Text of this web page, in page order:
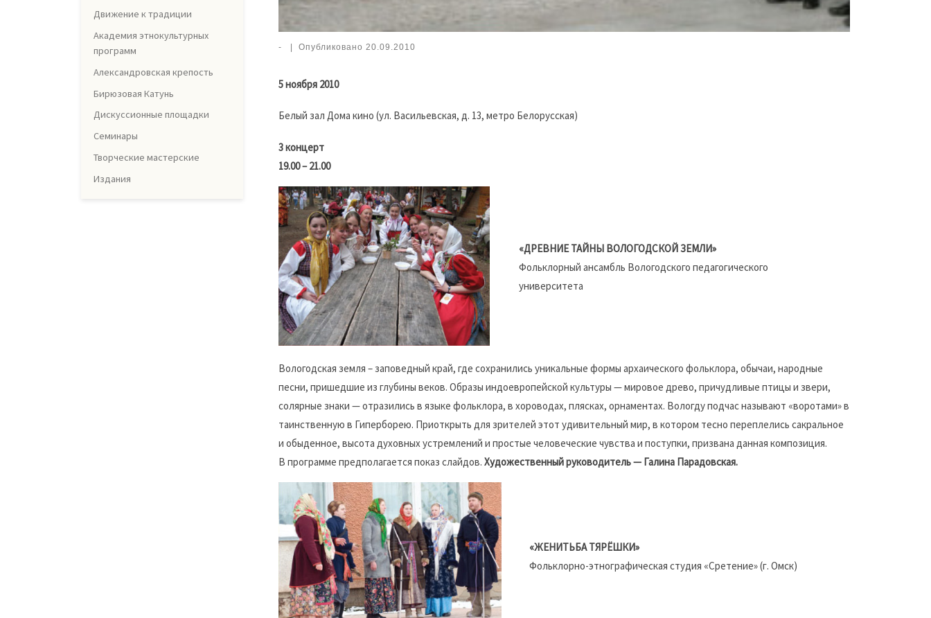
- | Опубликовано 20.09.2010
5 ноября 2010
Белый зал Дома кино (ул. Васильевская, д. 13, метро Белорусская)
3 концерт
19.00 – 21.00
«ДРЕВНИЕ ТАЙНЫ ВОЛОГОДСКОЙ ЗЕМЛИ»
Фольклорный ансамбль Вологодского педагогического
университета
Вологодская земля – заповедный край, где сохранились уникальные формы архаического фольклора, обычаи, народные
песни, пришедшие из глубины веков. Образы индоевропейской культуры — мировое древо, причудливые птицы и звери,
солярные знаки — отразились в языке фольклора, в хороводах, плясках, орнаментах. Вологду подчас называют «воротами» в
таинственную в Гиперборею. Приоткрыть для зрителей этот удивительный мир, в котором тесно переплелись сакральное
и обыденное, высота духовных устремлений и простые человеческие чувства и поступки, призвана данная композиция.
В программе предполагается показ слайдов. Художественный руководитель — Галина Парадовская.
«ЖЕНИТЬБА ТЯРЁШКИ»
Фольклорно-этнографическая студия «Сретение» (г. Омск)
Движение к традиции
Академия этнокультурных
программ
Александровская крепость
Бирюзовая Катунь
Дискуссионные площадки
Семинары
Творческие мастерские
Издания